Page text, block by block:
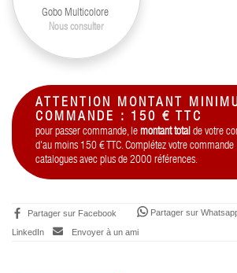
Gobo Multicolore
Nous consulter
ATTENTION MONTANT
COMMANDE : 150 € TTC
pour passer commande, le montant total de votre
d'au moins 150 € TTC. Complétez votre commande
catalogues avec plus de 2000 références.
Partager sur Facebook Partager sur
LinkedIn Envoyer à un ami